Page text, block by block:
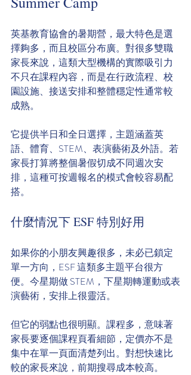
英基教育協會的暑期營，最大特色是選
擇夠多，而且校區分布廣。對很多雙職
家長來說，這類大型機構的實際吸引力
不只在課程內容，而是在行政流程、校
園設施、接送安排和整體穩定性通常較
成熟。
它提供半日和全日選擇，主題涵蓋英
語、體育、STEM、表演藝術及外語。若
家長打算將整個暑假切成不同週次安
排，這種可按週報名的模式會較容易配
搭。
什麼情況下 ESF 特別好用
如果你的小朋友興趣很多，未必已鎖定
單一方向，ESF 這類多主題平台很方
便。今星期做 STEM，下星期轉運動或表
演藝術，安排上很靈活。
但它的弱點也很明顯。課程多，意味著
家長要逐個課程頁看細節，定價亦不是
集中在單一頁面清楚列出。對想快速比
較的家長來說，前期搜尋成本較高。